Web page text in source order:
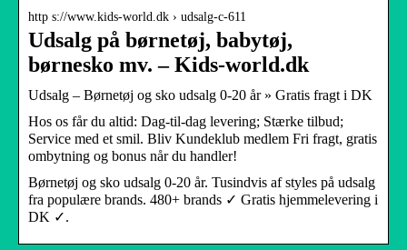
http s://www.kids-world.dk › udsalg-c-611
Udsalg på børnetøj, babytøj,
børnesko mv. – Kids-world.dk
Udsalg – Børnetøj og sko udsalg 0-20 år » Gratis fragt i DK
Hos os får du altid: Dag-til-dag levering; Stærke tilbud;
Service med et smil. Bliv Kundeklub medlem Fri fragt, gratis
ombytning og bonus når du handler!
Børnetøj og sko udsalg 0-20 år. Tusindvis af styles på udsalg
fra populære brands. 480+ brands ✓ Gratis hjemmelevering i
DK ✓.